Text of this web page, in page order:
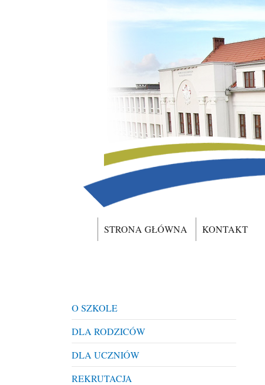
STRONA GŁÓWNA KONTAKT
O SZKOLE
DLA RODZICÓW
DLA UCZNIÓW
REKRUTACJA